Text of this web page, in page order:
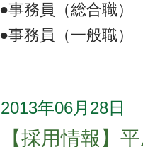
●事務員（総合職）
●事務員（一般職）
2013年06月28日
【採用情報】